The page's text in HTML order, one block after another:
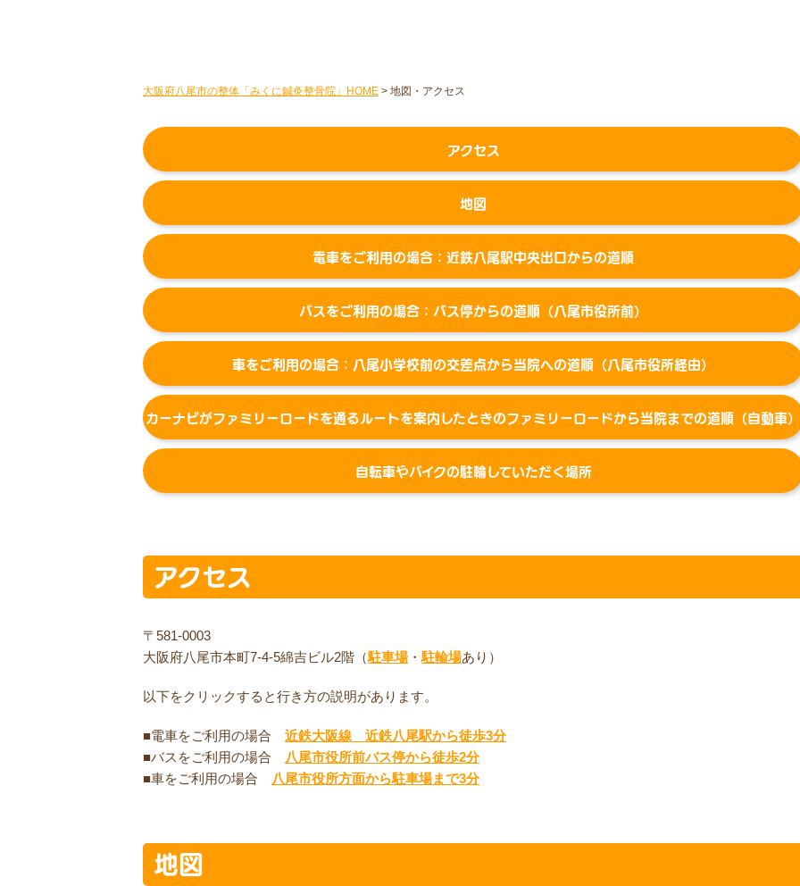
大阪府八尾市の整体「みくに鍼灸整骨院」HOME > 地図・アクセス
アクセス
地図
電車をご利用の場合：近鉄八尾駅中央出口からの道順
バスをご利用の場合：バス停からの道順（八尾市役所前）
車をご利用の場合： 八尾小学校前の交差点から当院への道順（八尾市役所経由）
カーナビがファミリーロードを通るルートを案内したときのファミリーロードから当院までの道順（自動車）
自転車やバイクの駐輪していただく場所
アクセス
〒581-0003
大阪府八尾市本町7-4-5綿吉ビル2階（駐車場・ 駐輪場あり）
以下をクリックすると行き方の説明があります。
■電車をご利用の場合 近鉄大阪線 近鉄八尾駅から徒歩3分
■バスをご利用の場合
八尾市役所前バス停から徒歩2分
■車をご利用の場合
八尾市役所方面から駐車場まで3分
地図